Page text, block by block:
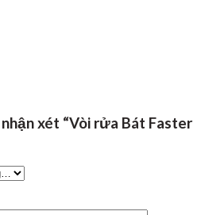
xét “Vòi rửa Bát Faster